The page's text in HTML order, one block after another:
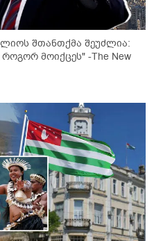
შთანთქმა შეუძლია:
-The New